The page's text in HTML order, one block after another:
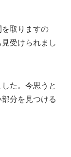
取りますの
受けられまし
た。今思うと
分を見つける